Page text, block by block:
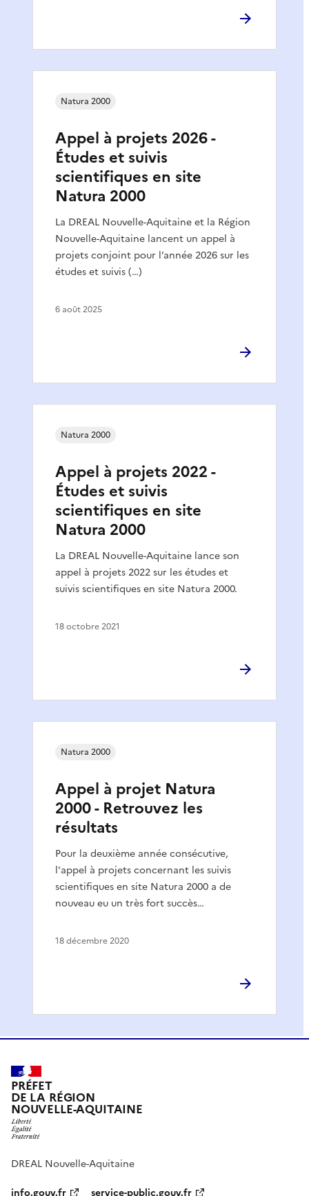
Appel à projets 2026 -
Études et suivis
scientifiques en site
Natura 2000
La DREAL Nouvelle-Aquitaine et la Région
Nouvelle-Aquitaine lancent un appel à
projets conjoint pour l’année 2026 sur les
études et suivis (…)
Natura 2000
6 août 2025
Appel à projets 2022 -
Études et suivis
scientifiques en site
Natura 2000
La DREAL Nouvelle-Aquitaine lance son
appel à projets 2022 sur les études et
suivis scientifiques en site Natura 2000.
Natura 2000
18 octobre 2021
Appel à projet Natura
2000 - Retrouvez les
résultats
Pour la deuxième année consécutive,
l'appel à projets concernant les suivis
scientifiques en site Natura 2000 a de
nouveau eu un très fort succès…
Natura 2000
18 décembre 2020
PRÉFET
DE LA RÉGION
NOUVELLE-AQUITAINE
DREAL Nouvelle-Aquitaine